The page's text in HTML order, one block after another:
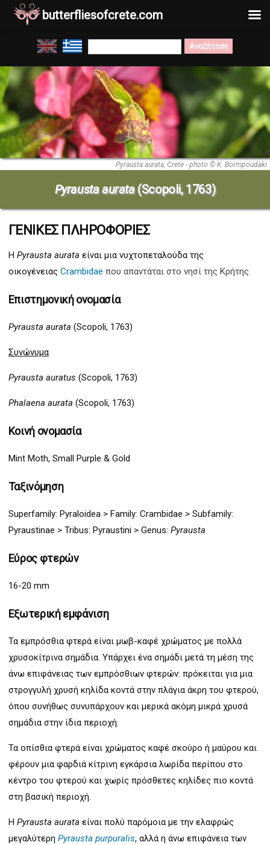
Μετάβαση
στο
περιεχόμενο
Search
for:
Pyrausta aurata, Crete - photo © K. Bormpoudaki
Pyrausta aurata (Scopoli, 1763)
ΓΕΝΙΚΕΣ ΠΛΗΡΟΦΟΡΙΕΣ
Η Pyrausta aurata είναι μια νυχτοπεταλούδα της
οικογένειας Crambidae που απαντάται στο νησί της Κρήτης.
Επιστημονική ονομασία
Pyrausta aurata (Scopoli, 1763)
Συνώνυμα
Pyrausta auratus (Scopoli, 1763)
Phalaena aurata (Scopoli, 1763)
Κοινή ονομασία
Mint Moth, Small Purple & Gold
Ταξινόμηση
Superfamily: Pyraloidea > Family: Crambidae > Subfamily:
Pyraustinae > Tribus: Pyraustini > Genus: Pyrausta
Εύρος φτερών
16-20 mm
Εξωτερική εμφάνιση
Τα εμπρόσθια φτερά είναι μωβ-καφέ χρώματος με πολλά
χρυσοκίτρινα σημάδια. Υπάρχει ένα σημάδι μετά τη μέση της
άνω επιφάνειας των εμπρόσθιων φτερών: πρόκειται για μια
στρογγυλή χρυσή κηλίδα κοντά στην πλάγια άκρη του φτερού,
όπου συνήθως συνυπάρχουν και μερικά ακόμη μικρά χρυσά
σημάδια στην ίδια περιοχή.
Τα οπίσθια φτερά είναι χρώματος καφέ σκούρο ή μαύρου και
φέρουν μια φαρδιά κίτρινη εγκάρσια λωρίδα περίπου στο
κέντρο του φτερού και χωρίς πρόσθετες κηλίδες πιο κοντά
στη βασική περιοχή.
H Pyrausta aurata είναι πολύ παρόμοια με την ελαφρώς
μεγαλύτερη Pyrausta purpuralis, αλλά η άνω επιφάνεια των
butterfliesofcrete.com